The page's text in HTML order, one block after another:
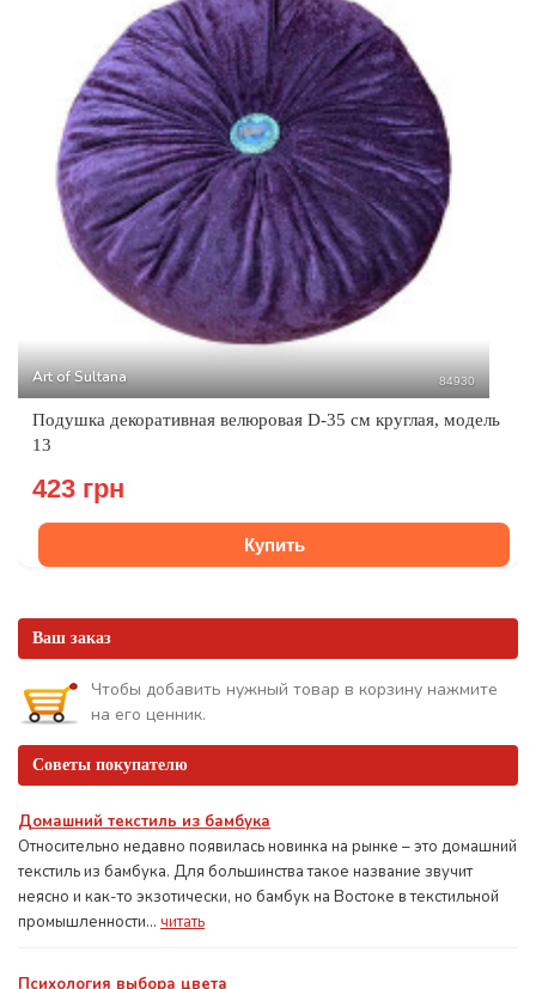
Art of Sultana 84930
Подушка декоративная велюровая D-35 см круглая, модель
13
423 грн
Купить
Ваш заказ
Чтобы добавить нужный товар в корзину нажмите
на его ценник.
Советы покупателю
Домашний текстиль из бамбука
Относительно недавно появилась новинка на рынке – это домашний
текстиль из бамбука. Для большинства такое название звучит
неясно и как-то экзотически, но бамбук на Востоке в текстильной
промышленности... читать
Психология выбора цвета